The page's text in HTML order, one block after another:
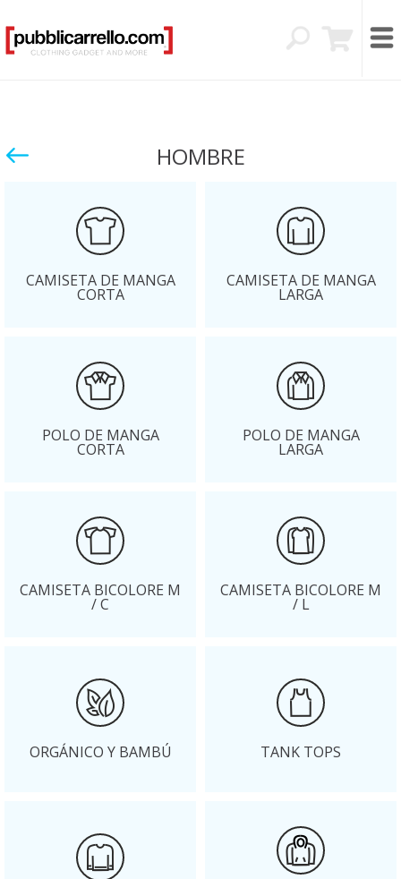
HOMBRE
CAMISETA DE MANGA
CORTA
CAMISETA DE MANGA
LARGA
POLO DE MANGA
CORTA
POLO DE MANGA
LARGA
CAMISETA BICOLORE M
/ C
CAMISETA BICOLORE M
/ L
ORGÁNICO Y BAMBÚ TANK TOPS